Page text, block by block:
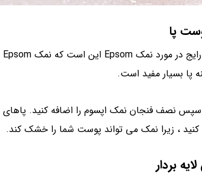
پا
پا بسیار مفید است.
، زیرا نمک می تواند پوست شما را خشک کند.
بردار